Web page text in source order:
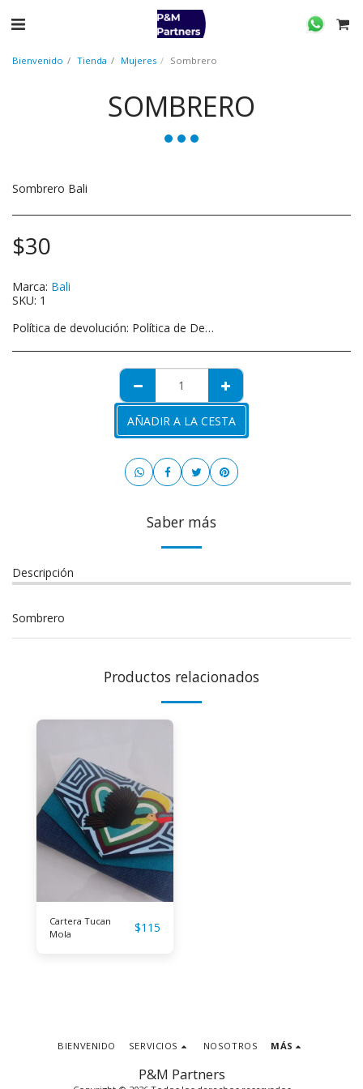
Bienvenido Tienda Mujeres Sombrero
SOMBRERO
Sombrero Bali
$30
Marca: Bali
SKU: 1
Política de devolución: Política de Devoluciones 1. Condiciones Generales: Los productos pueden ser devueltos dentro de los 05 días posteriores a la compra. El artículo debe estar en su estado original, sin usar y en su empaque original. Es necesario presentar el recibo o comprobante de compra. 2. Productos Exentos: Artículos en oferta o con descuento no son elegibles para devolución. Productos de Joyeria, higiene personal y ropa interior no pueden ser devueltos por razones de salud y seguridad. 3. Procedimiento de Devolución: Contacta a nuestro servicio al cliente a través de [correo electrónico/ teléfono] para iniciar el proceso de devolución. Empaca el artículo de manera segura y envíalo a la dirección proporcionada por nuestro equipo de soporte. Una vez recibido y revisado el artículo, te notificaremos sobre la aprobación o rechazo de tu devolución. 4. Reembolsos: Si tu devolución es aprobada, se procesará el reembolso a tu método de pago original dentro de los 7 días hábiles. Los costos de envío no son reembolsables. 5. Cambios: Solo reemplazamos artículos si están defectuosos o dañados. Si necesitas cambiarlo por el mismo artículo, contáctanos a [correo electrónico/ teléfono]. 6. Envío de Devoluciones: Serás responsable de pagar tus propios costos de envío para devolver tu artículo. Si recibes un reembolso, el costo del envío de devolución se deducirá de tu reembolso.
AÑADIR A LA CESTA
Saber más
Descripción
Sombrero
Productos relacionados
Cartera Tucan
Mola
$115
P&M Partners
BIENVENIDO SERVICIOS NOSOTROS MÁS